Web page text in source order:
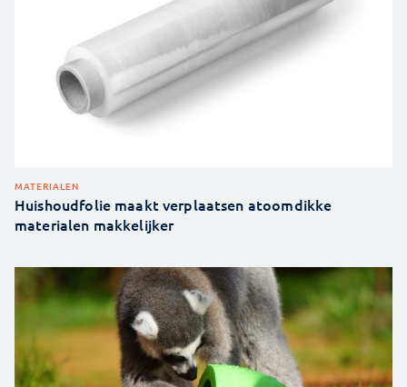
MATERIALEN
Huishoudfolie maakt verplaatsen atoomdikke
materialen makkelijker